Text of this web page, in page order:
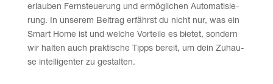
erlau­ben Fern­steue­rung und ermög­li­chen Auto­ma­ti­sie­
rung. In unse­rem Bei­trag erfährst du nicht nur, was ein
Smart Home ist und wel­che Vor­tei­le es bie­tet, son­dern
wir hal­ten auch prak­ti­sche Tipps bereit, um dein Zuhau­
se intel­li­gen­ter zu gestalten.